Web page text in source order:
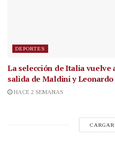
DEPORTES
La selección de Italia vuelve
salida de Maldini y
HACE 2 SEMANAS